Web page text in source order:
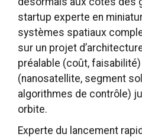
startup experte en
systèmes spatiaux
sur un projet
préalable (coût,
(nanosatellite, segment
algorithmes de contrôle)
orbite.
Experte du lancement